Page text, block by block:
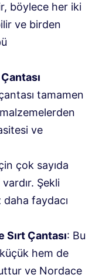
böylece her iki
ve birden
tamamen
ve
çok sayıda
Şekli
faydacı
Sırt Çantası: Bu
hem de
ve Nordace